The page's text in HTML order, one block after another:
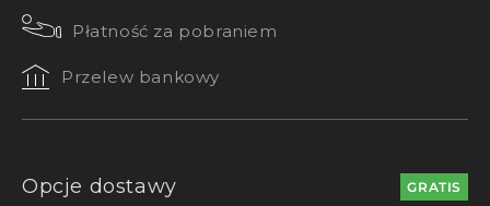
Płatność za pobraniem
Przelew bankowy
Opcje dostawy GRATIS